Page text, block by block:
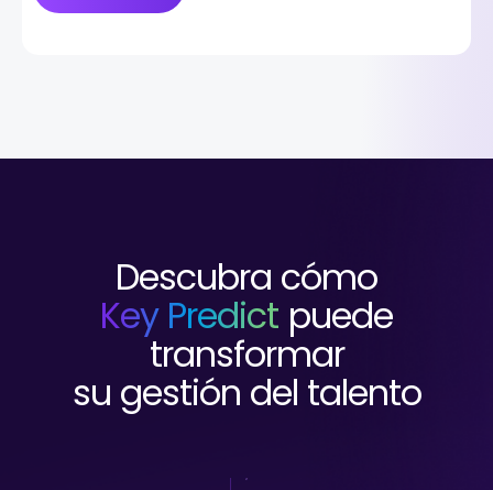
Descubra cómo
Key Predict puede
transformar
su gestión del talento